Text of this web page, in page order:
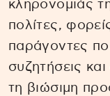
κληρονομιάς
πολίτες,
παράγοντες
συζητήσεις
τη βιώσιμη